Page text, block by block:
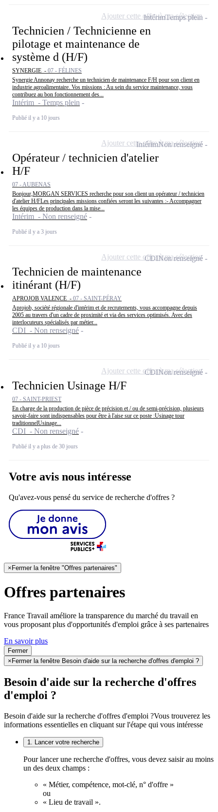
Technicien / Technicienne en
pilotage et maintenance de
système d (H/F)
SYNERGIE - 07 - FÉLINES
Synergie Annonay recherche un technicien de maintenance F/H pour son client en
industrie agroalimentaire. Vos missions : Au sein du service maintenance, vous
contribuez au bon fonctionnement des...
Intérim - Temps plein
Publié il y a 10 jours
IntérimTemps plein
Ajouter cette offre à ma sélection
Opérateur / technicien d'atelier
H/F
07 - AUBENAS
Bonjour,MORGAN SERVICES recherche pour son client un opérateur / technicien
d'atelier H/FLes principales missions confiées seront les suivantes :- Accompagner
les équipes de production dans la mise...
Intérim - Non renseigné
Publié il y a 3 jours
IntérimNon renseigné
Ajouter cette offre à ma sélection
Technicien de maintenance
itinérant (H/F)
APROJOB VALENCE - 07 - SAINT-PÉRAY
Aprojob, société régionale d'intérim et de recrutements, vous accompagne depuis
2005 au travers d'un cadre de proximité et via des services optimisés. Avec des
interlocuteurs spécialisés par métier...
CDI - Non renseigné
Publié il y a 10 jours
CDINon renseigné
Ajouter cette offre à ma sélection
Technicien Usinage H/F
07 - SAINT-PRIEST
En charge de la production de pièce de précision et / ou de semi-précision, plusieurs
savoir-faire sont indispensables pour être à l'aise sur ce poste :Usinage tour
traditionnelUsinage...
CDI - Non renseigné
Publié il y a plus de 30 jours
CDINon renseigné
Ajouter cette offre à ma sélection
Votre avis nous intéresse
Qu'avez-vous pensé du service de recherche d'offres ?
×Fermer la fenêtre "Offres partenaires"
Offres partenaires
France Travail améliore la transparence du marché du travail en
vous proposant plus d'opportunités d'emploi grâce à ses partenaires
En savoir plus
Fermer
× Fermer la fenêtre Besoin d'aide sur la recherche d'offres d'emploi ?
Besoin d'aide sur la recherche d'offres
d'emploi ?
Besoin d'aide sur la recherche d'offres d'emploi ?Vous trouverez les
informations essentielles en cliquant sur l'étape qui vous intéresse
1. Lancer votre recherche
Pour lancer une recherche d'offres, vous devez saisir au moins
un des deux champs :
« Métier, compétence, mot-clé, n° d'offre »
ou
« Lieu de travail ».